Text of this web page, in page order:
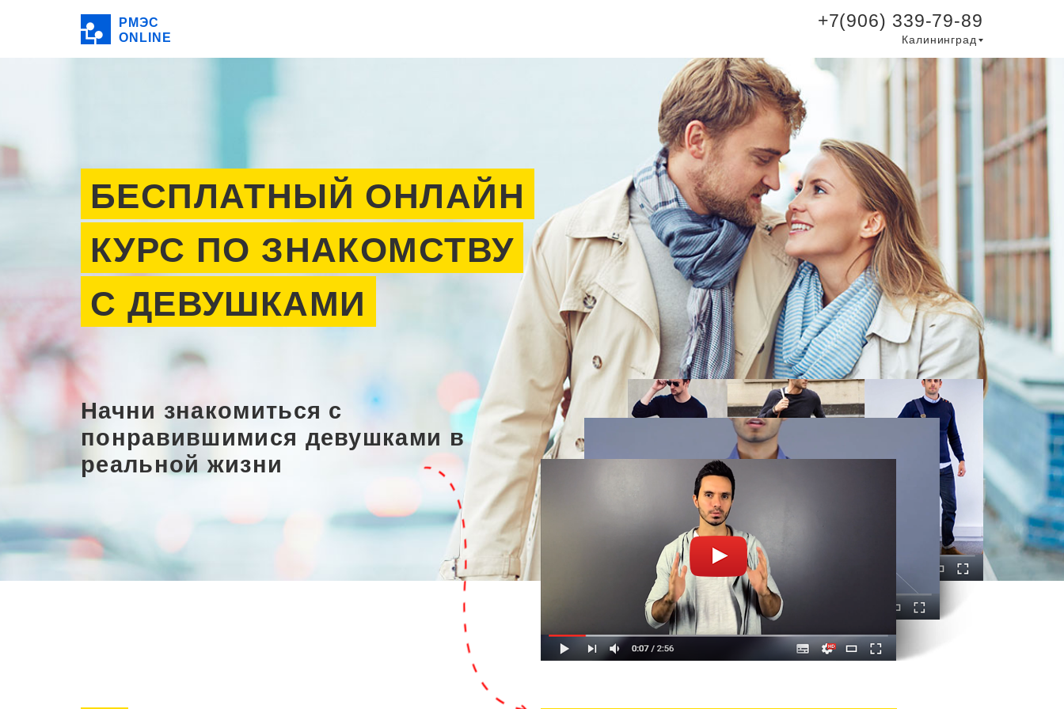
РМЭС
ONLINE
+7(906) 339-79-89
Калининград
БЕСПЛАТНЫЙ ОНЛАЙН
КУРС ПО ЗНАКОМСТВУ
С ДЕВУШКАМИ
Начни знакомиться с
понравившимися девушками в
реальной жизни